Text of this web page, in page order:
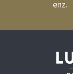
enz.